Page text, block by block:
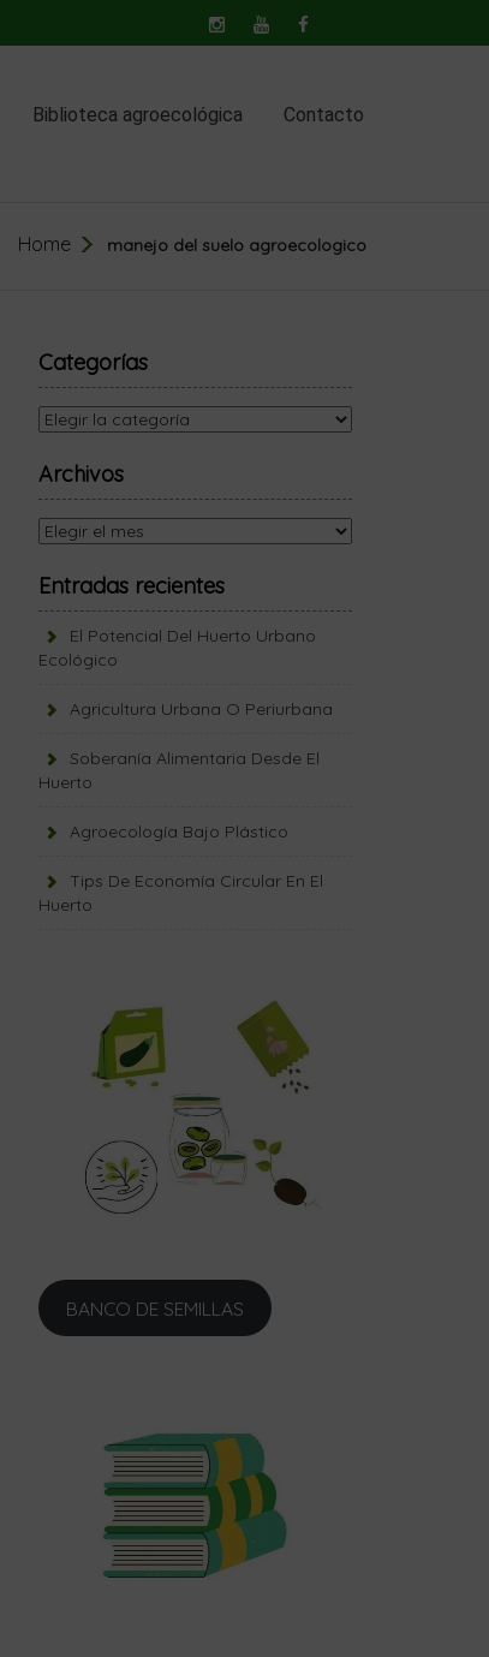
Biblioteca agroecológica Contacto
Home manejo del suelo agroecologico
Categorías
Categorías
Archivos
Archivos
Entradas recientes
El Potencial Del Huerto Urbano
Ecológico
Agricultura Urbana O Periurbana
Soberanía Alimentaria Desde El
Huerto
Agroecología Bajo Plástico
Tips De Economía Circular En El
Huerto
BANCO DE SEMILLAS